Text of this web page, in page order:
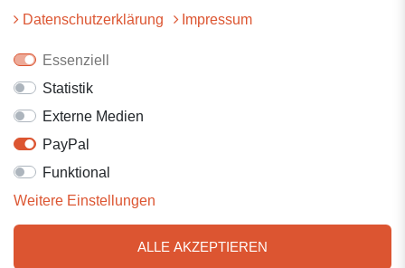
07161-9566068
Daten­schutz­erklärung
Impressum
Essenziell
Statistik
Externe Medien
PayPal
Funktional
Weitere Einstellungen
ALLE AKZEPTIEREN